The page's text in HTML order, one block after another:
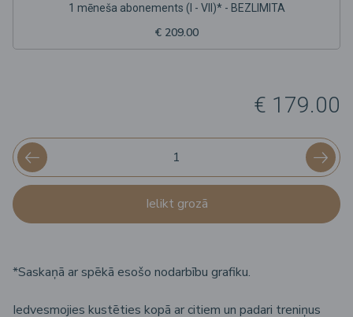
1 mēneša abonements (I - VII)* - BEZLIMITA
€ 209.00
€ 179.00
Ielikt grozā
*Saskaņā ar spēkā esošo nodarbību grafiku.
Iedvesmojies kustēties kopā ar citiem un padari treniņus